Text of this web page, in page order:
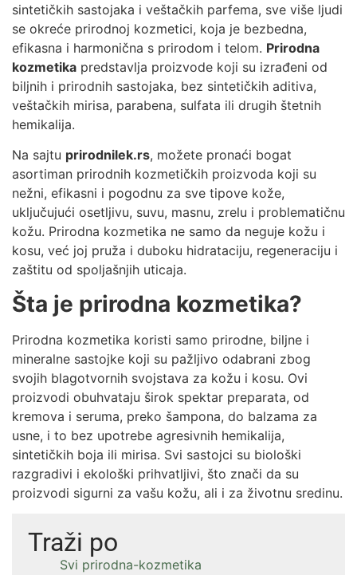
Traži po
Svi prirodna-kozmetika
sintetičkih sastojaka i veštačkih parfema, sve više ljudi
se okreće prirodnoj kozmetici, koja je bezbedna,
efikasna i harmonična s prirodom i telom. Prirodna
kozmetika predstavlja proizvode koji su izrađeni od
biljnih i prirodnih sastojaka, bez sintetičkih aditiva,
veštačkih mirisa, parabena, sulfata ili drugih štetnih
hemikalija.
Na sajtu prirodnilek.rs, možete pronaći bogat
asortiman prirodnih kozmetičkih proizvoda koji su
nežni, efikasni i pogodnu za sve tipove kože,
uključujući osetljivu, suvu, masnu, zrelu i problematičnu
kožu. Prirodna kozmetika ne samo da neguje kožu i
kosu, već joj pruža i duboku hidrataciju, regeneraciju i
zaštitu od spoljašnjih uticaja.
Šta je prirodna kozmetika?
Prirodna kozmetika koristi samo prirodne, biljne i
mineralne sastojke koji su pažljivo odabrani zbog
svojih blagotvornih svojstava za kožu i kosu. Ovi
proizvodi obuhvataju širok spektar preparata, od
kremova i seruma, preko šampona, do balzama za
usne, i to bez upotrebe agresivnih hemikalija,
sintetičkih boja ili mirisa. Svi sastojci su biološki
razgradivi i ekološki prihvatljivi, što znači da su
proizvodi sigurni za vašu kožu, ali i za životnu sredinu.